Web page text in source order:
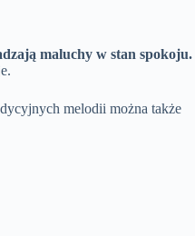
maluchy w stan spokoju.
melodii można także